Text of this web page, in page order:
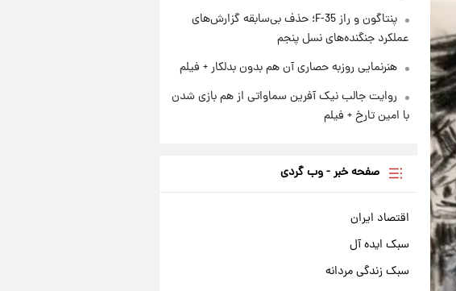
پنتاگون و راز F-35؛ حذف بی‌سابقه گزارش‌های
عملکرد جنگنده‌های نسل پنجم
هنرنمایی روزبه حصاری آن هم بدون بدلکار + فیلم
روایت جالب نیک آفرین سماواتی از هم بازی شدن
با امین تارخ + فیلم
صفحه خبر - وب گردی
اقتصاد ایران
سبک ایده آل
سبک زندگی مردانه